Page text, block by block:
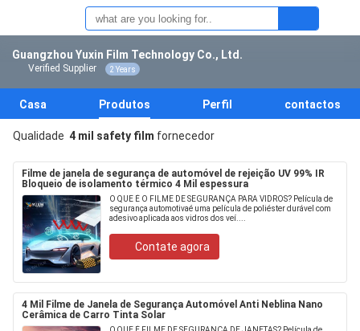
Guangzhou Yuxin Film Technology Co., Ltd.
Verified Supplier 2 Years
Casa Produtos Perfil contactos
Qualidade 4 mil safety film fornecedor
Filme de janela de segurança de automóvel de rejeição UV 99% IR
Bloqueio de isolamento térmico 4 Mil espessura
O QUE É O FILME DE SEGURANÇA PARA VIDROS? Película de
segurança automotivaé uma película de poliéster durável com
adesivo aplicada aos vidros dos veí....
Contate agora
4 Mil Filme de Janela de Segurança Automóvel Anti Neblina Nano
Cerâmica de Carro Tinta Solar